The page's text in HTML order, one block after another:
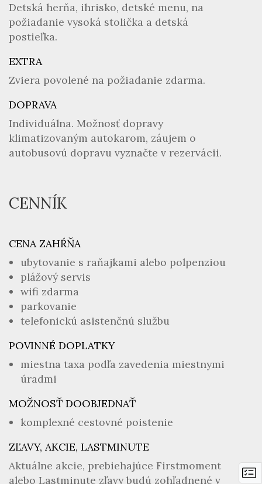
Detská herňa, ihrisko, detské menu, na
požiadanie vysoká stolička a detská
postieľka.
EXTRA
Zviera povolené na požiadanie zdarma.
DOPRAVA
Individuálna. Možnosť dopravy
klimatizovaným autokarom, záujem o
autobusovú dopravu vyznačte v rezervácii.
CENNÍK
CENA ZAHŔŇA
ubytovanie s raňajkami alebo polpenziou
plážový servis
wifi zdarma
parkovanie
telefonickú asistenčnú službu
POVINNÉ DOPLATKY
miestna taxa podľa zavedenia miestnymi
úradmi
MOŽNOSŤ DOOBJEDNAŤ
komplexné cestovné poistenie
ZĽAVY, AKCIE, LASTMINUTE
Aktuálne akcie, prebiehajúce Firstmoment
alebo Lastminute zľavy budú zohľadnené v